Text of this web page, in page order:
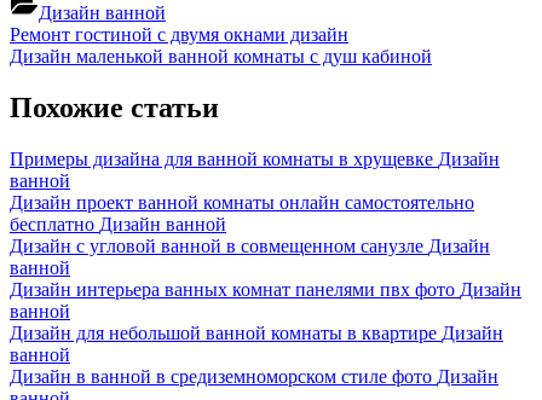
Дизайн ванной
Навигация
по
записям
Previous
Post:
Ремонт гостиной с двумя окнами дизайн
Next
Дизайн маленькой ванной комнаты с душ кабиной
Похожие статьи
Примеры дизайна для ванной комнаты в хрущевке Дизайн
ванной
Дизайн проект ванной комнаты онлайн самостоятельно
бесплатно Дизайн ванной
Дизайн с угловой ванной в совмещенном санузле Дизайн
ванной
Дизайн интерьера ванных комнат панелями пвх фото Дизайн
ванной
Дизайн для небольшой ванной комнаты в квартире Дизайн
ванной
Дизайн в ванной в средиземноморском стиле фото Дизайн